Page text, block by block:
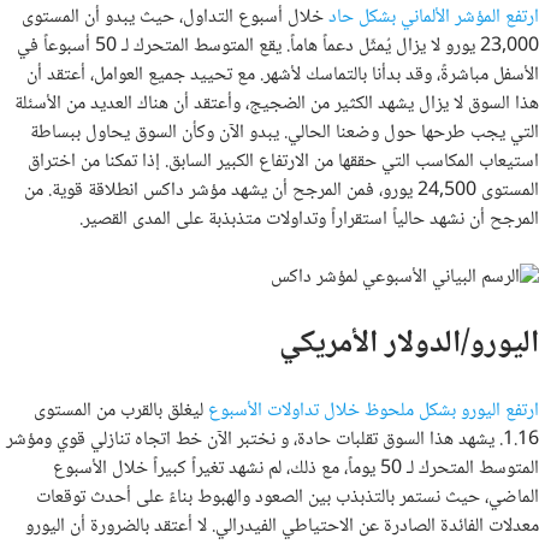
ارتفع المؤشر الألماني بشكل حادخلال أسبوع التداول، حيث يبدو أن المستوى
23,000 يورو لا يزال يُمثّل دعماً هاماً. يقع المتوسط ​​المتحرك لـ 50 أسبوعاً في
الأسفل مباشرةً، وقد بدأنا بالتماسك لأشهر. مع تحييد جميع العوامل، أعتقد أن
هذا السوق لا يزال يشهد الكثير من الضجيج، وأعتقد أن هناك العديد من الأسئلة
التي يجب طرحها حول وضعنا الحالي. يبدو الآن وكأن السوق يحاول ببساطة
استيعاب المكاسب التي حققها من الارتفاع الكبير السابق. إذا تمكنا من اختراق
المستوى 24,500 يورو، فمن المرجح أن يشهد مؤشر داكس انطلاقة قوية. من
المرجح أن نشهد حالياً استقراراً وتداولات متذبذبة على المدى القصير.
اليورو/الدولار الأمريكي
ارتفع اليورو بشكل ملحوظ خلال تداولات الأسبوعليغلق بالقرب من المستوى
1.16. يشهد هذا السوق تقلبات حادة، و نختبر الآن خط اتجاه تنازلي قوي ومؤشر
المتوسط ​​المتحرك لـ 50 يوماً، مع ذلك، لم نشهد تغيراً كبيراً خلال الأسبوع
الماضي، حيث نستمر بالتذبذب بين الصعود والهبوط بناءً على أحدث توقعات
معدلات الفائدة الصادرة عن الاحتياطي الفيدرالي. لا أعتقد بالضرورة أن اليورو